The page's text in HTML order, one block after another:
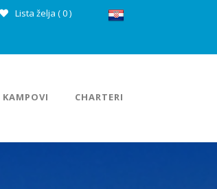
Lista želja (0)
KAMPOVI CHARTERI